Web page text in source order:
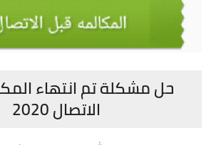
حل مشكلة تم انتهاء
الاتصال 2020